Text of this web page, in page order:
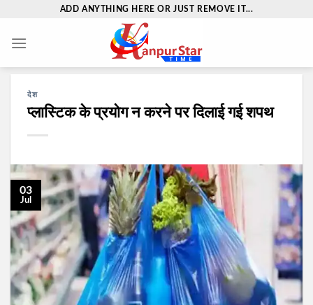
content
ADD ANYTHING HERE OR JUST REMOVE IT...
देश
प्लास्टिक के प्रयोग न करने पर दिलाई गई शपथ
03
Jul